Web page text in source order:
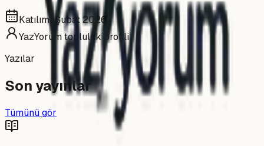
Katılım:Şubat 2026
YazYorum topluluk profili
Yazılar
Son yayınlar
Tümünü gör